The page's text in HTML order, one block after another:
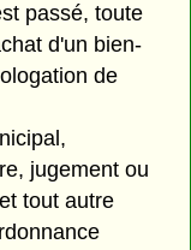
passé, toute
d'un bien-
de
jugement ou
tout autre